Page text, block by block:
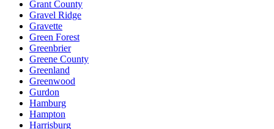
Grant County
Gravel Ridge
Gravette
Green Forest
Greenbrier
Greene County
Greenland
Greenwood
Gurdon
Hamburg
Hampton
Harrisburg